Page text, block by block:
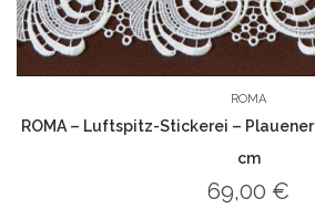
ROMA
ROMA – Luftspitz-Stickerei –
cm
69,00 €